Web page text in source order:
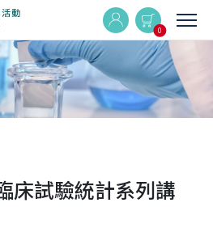
0
床試驗統計系列講